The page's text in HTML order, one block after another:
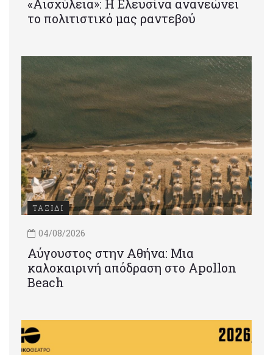
«Αισχύλεια»: Η Ελευσίνα ανανεώνει
το πολιτιστικό μας ραντεβού
ΤΑΞΙΔΙ
04/08/2026
Αύγουστος στην Αθήνα: Μια
καλοκαιρινή απόδραση στο Apollon
Beach